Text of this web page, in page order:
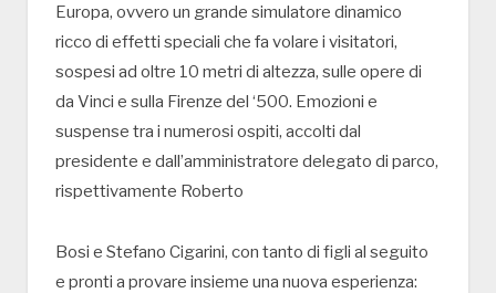
Europa, ovvero un grande simulatore dinamico
ricco di effetti speciali che fa volare i visitatori,
sospesi ad oltre 10 metri di altezza, sulle opere di
da Vinci e sulla Firenze del ‘500. Emozioni e
suspense tra i numerosi ospiti, accolti dal
presidente e dall’amministratore delegato di parco,
rispettivamente Roberto
Bosi e Stefano Cigarini, con tanto di figli al seguito
e pronti a provare insieme una nuova esperienza: